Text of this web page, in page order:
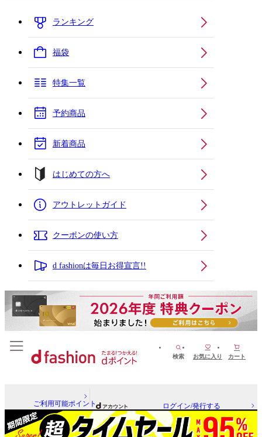
ランキング
福袋
特集一覧
予約商品
新着商品
はじめての方へ
アウトレットガイド
クーポンの使い方
d fashionは毎日お得宣言!!
検索 お気に入り カート
ご利用可能ポイント ログイン/発行する